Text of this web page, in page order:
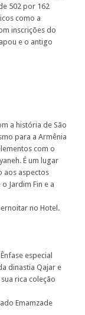
502 por 162
como a
inscrições do
e o antigo
a história de São
para a Armênia
com o
É um lugar
aos aspectos
Jardim Fin e a
no Hotel.
especial
dinastia Qajar e
rica coleção
Emamzade